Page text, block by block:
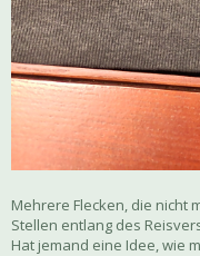
Mehrere Flecken, die nicht
Stellen entlang des
Hat jemand eine Idee, wie